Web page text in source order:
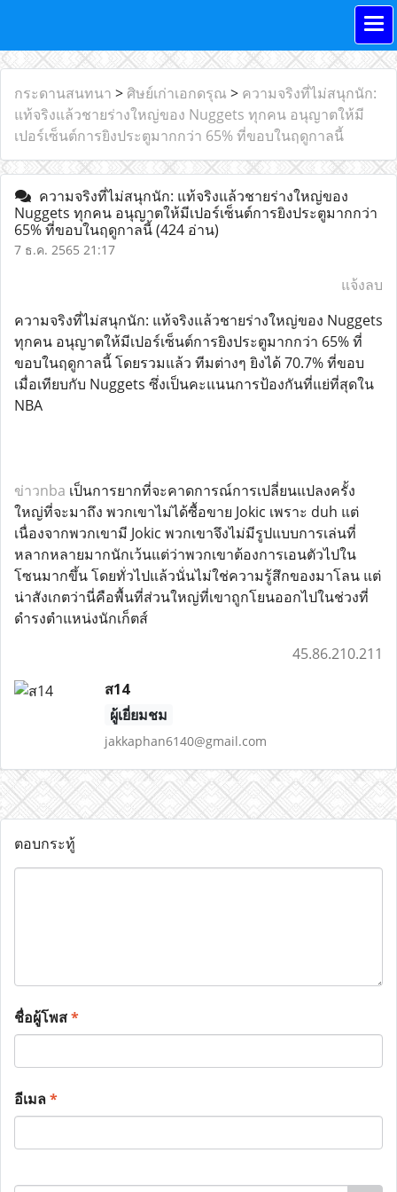
กระดานสนทนา > ศิษย์เก่าเอกดรุณ > ความจริงที่ไม่สนุกนัก:
แท้จริงแล้วชายร่างใหญ่ของ Nuggets ทุกคน อนุญาตให้มี
เปอร์เซ็นต์การยิงประตูมากกว่า 65% ที่ขอบในฤดูกาลนี้
ความจริงที่ไม่สนุกนัก: แท้จริงแล้วชายร่างใหญ่ของ
Nuggets ทุกคน อนุญาตให้มีเปอร์เซ็นต์การยิงประตูมากกว่า
65% ที่ขอบในฤดูกาลนี้(424 อ่าน)
7 ธ.ค. 2565 21:17
แจ้งลบ
ความจริงที่ไม่สนุกนัก: แท้จริงแล้วชายร่างใหญ่ของ Nuggets
ทุกคน อนุญาตให้มีเปอร์เซ็นต์การยิงประตูมากกว่า 65% ที่
ขอบในฤดูกาลนี้ โดยรวมแล้ว ทีมต่างๆ ยิงได้ 70.7% ที่ขอบ
เมื่อเทียบกับ Nuggets ซึ่งเป็นคะแนนการป้องกันที่แย่ที่สุดใน
NBA
ข่าวnba เป็นการยากที่จะคาดการณ์การเปลี่ยนแปลงครั้ง
ใหญ่ที่จะมาถึง พวกเขาไม่ได้ซื้อขาย Jokic เพราะ duh แต่
เนื่องจากพวกเขามี Jokic พวกเขาจึงไม่มีรูปแบบการเล่นที่
หลากหลายมากนักเว้นแต่ว่าพวกเขาต้องการเอนตัวไปใน
โซนมากขึ้น โดยทั่วไปแล้วนั่นไม่ใช่ความรู้สึกของมาโลน แต่
น่าสังเกตว่านี่คือพื้นที่ส่วนใหญ่ที่เขาถูกโยนออกไปในช่วงที่
ดำรงตำแหน่งนักเก็ตส์
45.86.210.211
ส14
ผู้เยี่ยมชม
jakkaphan6140@gmail.com
ตอบกระทู้
ชื่อผู้โพส*
อีเมล*